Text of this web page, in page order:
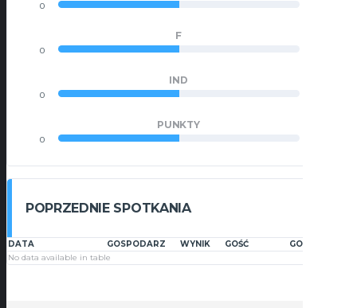
0
F
0
IND
0
PUNKTY
0
POPRZEDNIE SPOTKANIA
DATA GOSPODARZ WYNIK GOŚĆ
GODZINA
No data available in table